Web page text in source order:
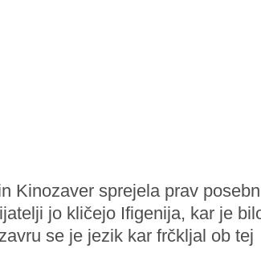
Kinozaver sprejela prav
jo kličejo Ifigenija, kar je
se je jezik kar frčkljal ob tej